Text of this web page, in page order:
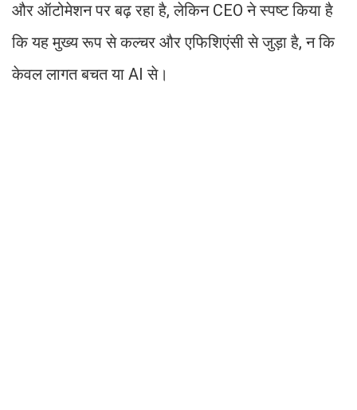
और ऑटोमेशन पर बढ़ रहा है, लेकिन CEO ने स्पष्ट किया है
कि यह मुख्य रूप से कल्चर और एफिशिएंसी से जुड़ा है, न कि
केवल लागत बचत या AI से।